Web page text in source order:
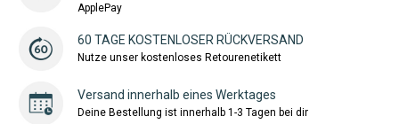
ApplePay
60 TAGE KOSTENLOSER RÜCKVERSAND
Nutze unser kostenloses Retourenetikett
Versand innerhalb eines Werktages
Deine Bestellung ist innerhalb 1-3 Tagen bei dir